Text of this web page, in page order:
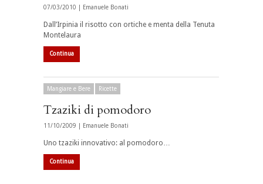
07/03/2010 | Emanuele Bonati
Dall’Irpinia il risotto con ortiche e menta della Tenuta
Montelaura
Continua
Mangiare e Bere Ricette
Tzaziki di pomodoro
11/10/2009 | Emanuele Bonati
Uno tzaziki innovativo: al pomodoro…
Continua